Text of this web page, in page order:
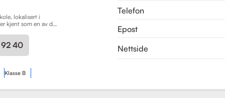
lokalisert i
kjent som en av de
i området. Skolen
førerkortklasser,
klasse A,
92 40
Telefon
Epost
Nettside
Klasse B